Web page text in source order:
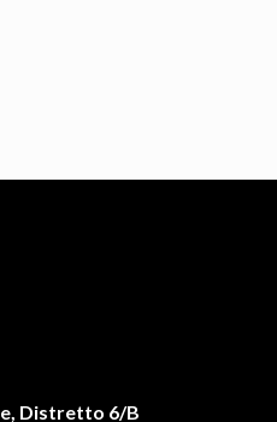
Distretto 6/B